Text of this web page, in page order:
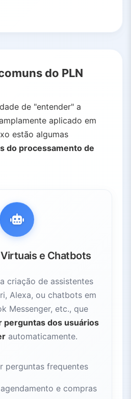
do PLN
de "entender" a
aplicado em
estão algumas
do processamento de
e Chatbots
criação de assistentes
Alexa, ou chatbots em
Messenger, etc., que
perguntas dos usuários
automaticamente.
perguntas frequentes
e compras